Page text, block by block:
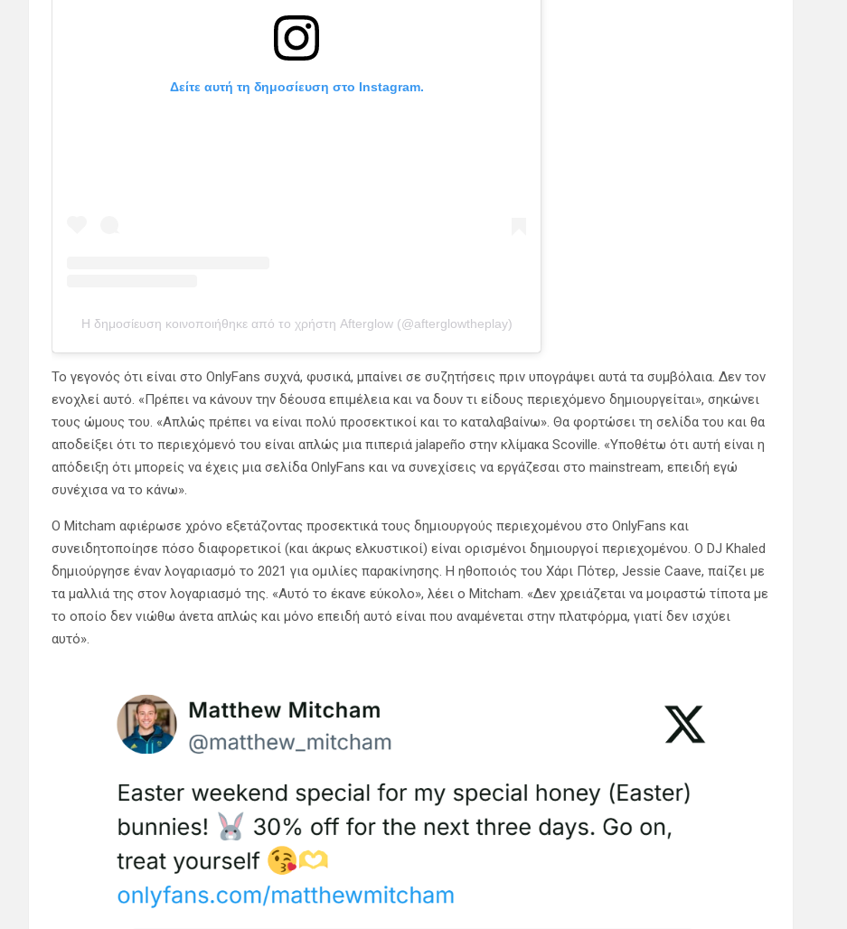
Δείτε αυτή τη δημοσίευση στο Instagram.
Η δημοσίευση κοινοποιήθηκε από το χρήστη Afterglow (@afterglowtheplay)
Το γεγονός ότι είναι στο OnlyFans συχνά, φυσικά, μπαίνει σε συζητήσεις πριν υπογράψει αυτά τα συμβόλαια. Δεν τον
ενοχλεί αυτό. «Πρέπει να κάνουν την δέουσα επιμέλεια και να δουν τι είδους περιεχόμενο δημιουργείται», σηκώνει
τους ώμους του. «Απλώς πρέπει να είναι πολύ προσεκτικοί και το καταλαβαίνω». Θα φορτώσει τη σελίδα του και θα
αποδείξει ότι το περιεχόμενό του είναι απλώς μια πιπεριά jalapeño στην κλίμακα Scoville. «Υποθέτω ότι αυτή είναι η
απόδειξη ότι μπορείς να έχεις μια σελίδα OnlyFans και να συνεχίσεις να εργάζεσαι στο mainstream, επειδή εγώ
συνέχισα να το κάνω».
Ο Mitcham αφιέρωσε χρόνο εξετάζοντας προσεκτικά τους δημιουργούς περιεχομένου στο OnlyFans και
συνειδητοποίησε πόσο διαφορετικοί (και άκρως ελκυστικοί) είναι ορισμένοι δημιουργοί περιεχομένου. Ο DJ Khaled
δημιούργησε έναν λογαριασμό το 2021 για ομιλίες παρακίνησης. Η ηθοποιός του Χάρι Πότερ, Jessie Caave, παίζει με
τα μαλλιά της στον λογαριασμό της. «Αυτό το έκανε εύκολο», λέει ο Mitcham. «Δεν χρειάζεται να μοιραστώ τίποτα με
το οποίο δεν νιώθω άνετα απλώς και μόνο επειδή αυτό είναι που αναμένεται στην πλατφόρμα, γιατί δεν ισχύει
αυτό».